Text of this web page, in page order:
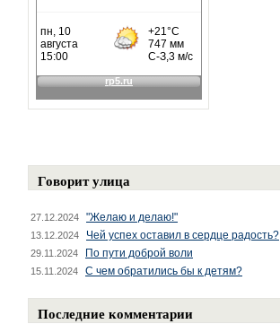
Говорит улица
27.12.2024 "Желаю и делаю!"
13.12.2024 Чей успех оставил в сердце радость?
29.11.2024 По пути доброй воли
15.11.2024 С чем обратились бы к детям?
Последние комментарии